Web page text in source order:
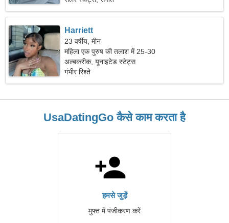
Harriett
23 वर्षीय, मीन
महिला एक पुरुष की तलाश में 25-30
अल्बकरीक, यूनाइटेड स्टेट्स
गंभीर रिश्ते
UsaDatingGo कैसे काम करता है
हमसे जुड़ें
मुफ्त में पंजीकरण करें